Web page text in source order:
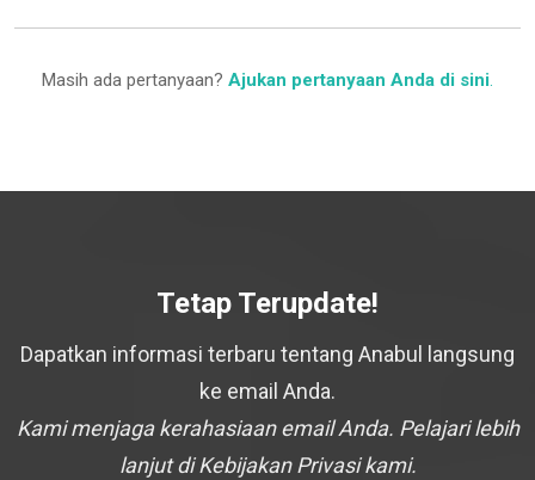
Masih ada pertanyaan? Ajukan pertanyaan Anda di sini.
Tetap Terupdate!
Dapatkan informasi terbaru tentang Anabul langsung
ke email Anda.
Kami menjaga kerahasiaan email Anda. Pelajari lebih
lanjut di Kebijakan Privasi kami.